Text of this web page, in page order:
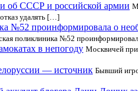
об СССР и российской армии
удалять […]
№52 проинформировала о
поликлиника №52
в непогоду Москвичей
— источник Бывший